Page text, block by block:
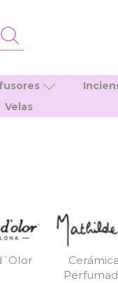
Velas